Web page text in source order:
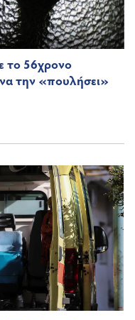
το 56χρονο
την «πουλήσει»